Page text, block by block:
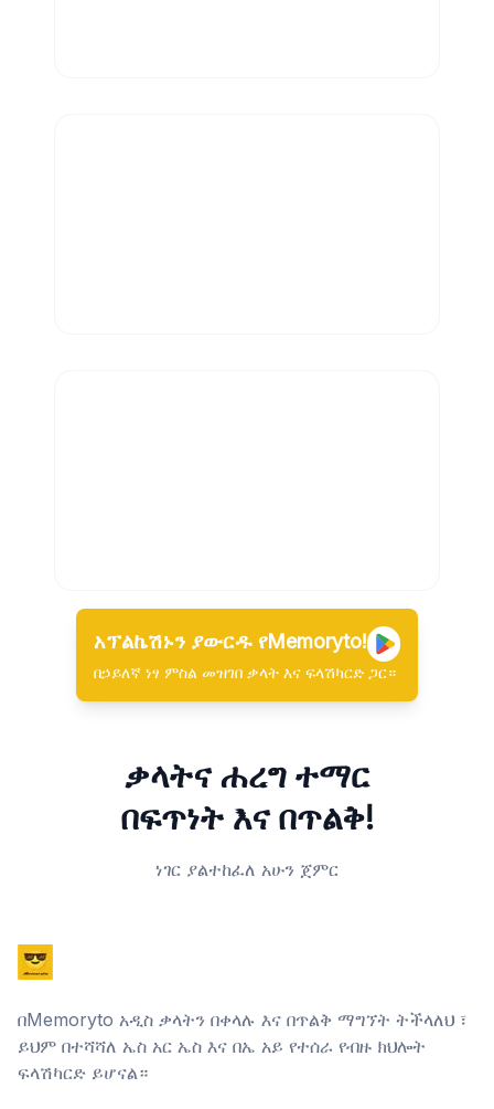
አፕልኬሽኑን ያውርዱ የMemoryto!
በኃይለኛ ነፃ ምስል መዝገበ ቃላት እና ፍላሽካርድ ጋር።
ቃላትና ሐረግ ተማር
በፍጥነት እና በጥልቅ!
ነገር ያልተከፈለ አሁን ጀምር
በMemoryto አዲስ ቃላትን በቀላሉ እና በጥልቅ ማግኘት ትችላለህ ፣
ይህም በተሻሻለ ኤስ አር ኤስ እና በኤ አይ የተሰራ የብዙ ክህሎት
ፍላሽካርድ ይሆናል።